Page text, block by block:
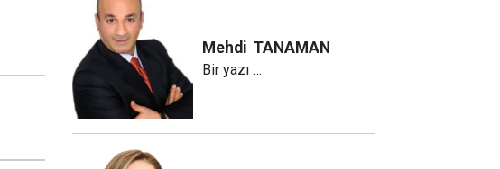
Mehdi TANAMAN
Bir yazı …